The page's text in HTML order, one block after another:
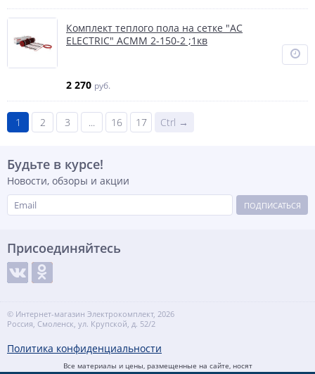
Комплект теплого пола на сетке "AC
ELECTRIC" ACMM 2-150-2 ;1кв
2 270 руб.
1 2 3 ... 16 17 Ctrl →
Будьте в курсе!
Новости, обзоры и акции
ПОДПИСАТЬСЯ
Присоединяйтесь
© Интернет-магазин Электрокомплект, 2026
Россия, Смоленск, ул. Крупской, д. 52/2
Политика конфиденциальности
Все материалы и цены, размещенные на сайте, носят